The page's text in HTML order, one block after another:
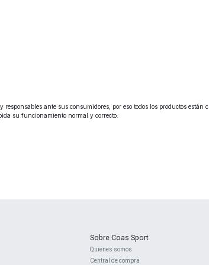
responsables ante sus consumidores, por eso todos los productos
su funcionamiento normal y correcto.
Sobre Coas Sport
Quienes ​somos
Central de compra